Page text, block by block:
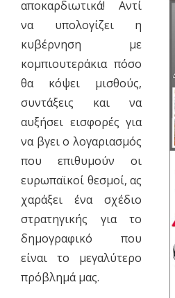
αποκαρδιωτικά! Αντί
να υπολογίζει η
κυβέρνηση με
κομπιουτεράκια πόσο
θα κόψει μισθούς,
συντάξεις και να
αυξήσει εισφορές για
να βγει ο λογαριασμός
που επιθυμούν οι
ευρωπαϊκοί θεσμοί, ας
χαράξει ένα σχέδιο
στρατηγικής για το
δημογραφικό που
είναι το μεγαλύτερο
πρόβλημά μας.